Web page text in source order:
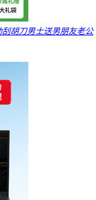
胡刀男士送男朋友老公